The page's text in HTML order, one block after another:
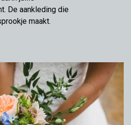
De aankleding die
maakt.